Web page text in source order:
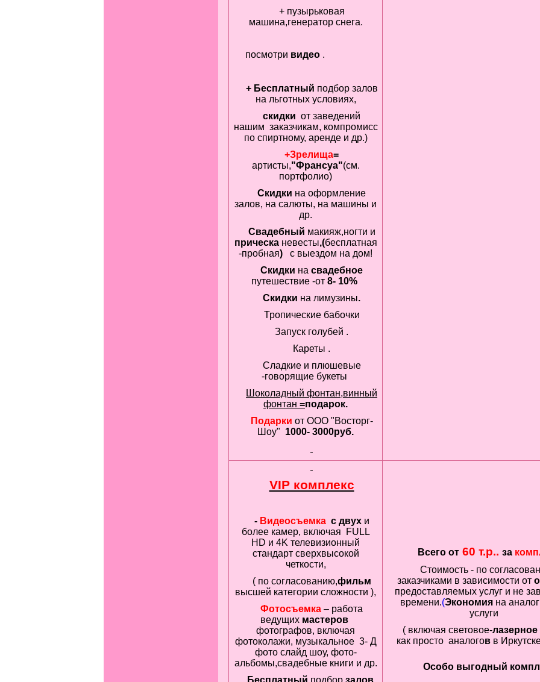
+ пузырьковая
машина,генератор снега.
посмотри видео .
+ Бесплатный подбор залов
на льготных условиях,
скидки от заведений
нашим заказчикам, компромисс
по спиртному, аренде и др.)
+Зрелища=
артисты,"Франсуа"(см.
портфолио)
Скидки на оформление
залов, на салюты, на машины и
др.
Свадебный макияж,ногти и
прическа невесты,(бесплатная
-пробная) с выездом на дом!
Скидки на свадебное
путешествие -от 8- 10%
Скидки на лимузины.
Тропические бабочки
Запуск голубей .
Кареты .
Сладкие и плюшевые
-говорящие букеты
Шоколадный фонтан,винный
фонтан =подарок.
Подарки от ООО "Восторг-
Шоу" 1000- 3000руб.
VIP комплекс
- Видеосъемка с двух и
более камер, включая FULL
HD и 4K телевизионный
стандарт сверхвысокой
четкости,
( по согласованию,фильм
высшей категории сложности ),
Фотосъемка – работа
ведущих мастеров
фотографов, включая
фотоколажи, музыкальное 3- Д
фото слайд шоу, фото-
альбомы,свадебные книги и др.
Бесплатный подбор залов
Всего от60 т.р.. за
Стоимость - по
заказчиками в зависимости от
предоставляемых услуг и не
времени.(Экономия на
услуги
( включая световое-
как просто аналогов в
Особо выгодный